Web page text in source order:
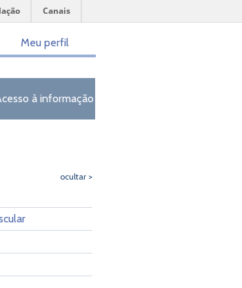
Canais
Meu perfil
à informação
ocultar >